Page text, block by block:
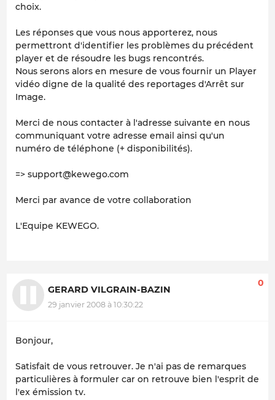
choix.
Les réponses que vous nous apporterez, nous
permettront d'identifier les problèmes du précédent
player et de résoudre les bugs rencontrés.
Nous serons alors en mesure de vous fournir un Player
vidéo digne de la qualité des reportages d'Arrêt sur
Image.
Merci de nous contacter à l'adresse suivante en nous
communiquant votre adresse email ainsi qu'un
numéro de téléphone (+ disponibilités).
=> support@kewego.com
Merci par avance de votre collaboration
L'Equipe KEWEGO.
GERARD VILGRAIN-BAZIN
29 janvier 2008 à 10:30:22
0
Bonjour,
Satisfait de vous retrouver. Je n'ai pas de remarques
particulières à formuler car on retrouve bien l'esprit de
l'ex émission tv.